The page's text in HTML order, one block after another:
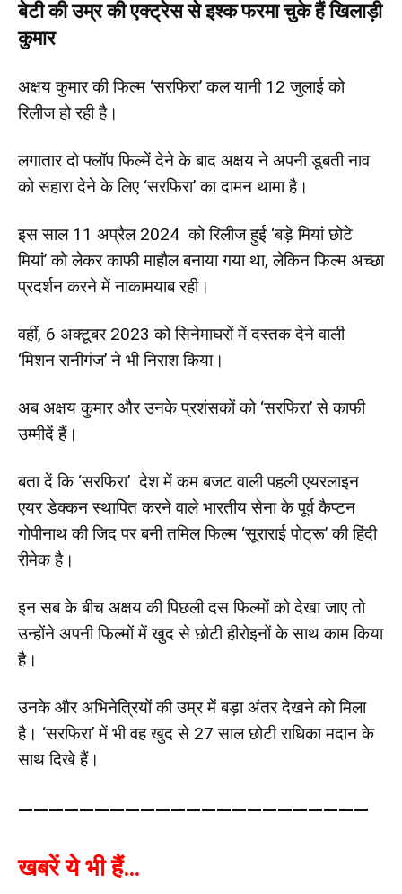
बेटी की उम्र की एक्ट्रेस से इश्क फरमा चुके हैं खिलाड़ी
कुमार
अक्षय कुमार की फिल्म ‘सरफिरा’ कल यानी 12 जुलाई को
रिलीज हो रही है।
लगातार दो फ्लॉप फिल्में देने के बाद अक्षय ने अपनी डूबती नाव
को सहारा देने के लिए ‘सरफिरा’ का दामन थामा है।
इस साल 11 अप्रैल 2024 को रिलीज हुई ‘बड़े मियां छोटे
मियां’ को लेकर काफी माहौल बनाया गया था, लेकिन फिल्म अच्छा
प्रदर्शन करने में नाकामयाब रही।
वहीं, 6 अक्टूबर 2023 को सिनेमाघरों में दस्तक देने वाली
‘मिशन रानीगंज’ ने भी निराश किया।
अब अक्षय कुमार और उनके प्रशंसकों को ‘सरफिरा’ से काफी
उम्मीदें हैं।
बता दें कि ‘सरफिरा’ देश में कम बजट वाली पहली एयरलाइन
एयर डेक्कन स्थापित करने वाले भारतीय सेना के पूर्व कैप्टन
गोपीनाथ की जिद पर बनी तमिल फिल्म ‘सूराराई पोट्रू’ की हिंदी
रीमेक है।
इन सब के बीच अक्षय की पिछली दस फिल्मों को देखा जाए तो
उन्होंने अपनी फिल्मों में खुद से छोटी हीरोइनों के साथ काम किया
है।
उनके और अभिनेत्रियों की उम्र में बड़ा अंतर देखने को मिला
है। ‘सरफिरा’ में भी वह खुद से 27 साल छोटी राधिका मदान के
साथ दिखे हैं।
———————————————————————
खबरें ये भी हैं…